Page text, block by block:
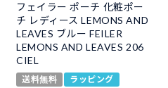
フェイラー ポーチ 化粧ポー
チ レディース LEMONS AND
LEAVES ブルー FEILER
LEMONS AND LEAVES 206
CIEL
送料無料
ラッピング